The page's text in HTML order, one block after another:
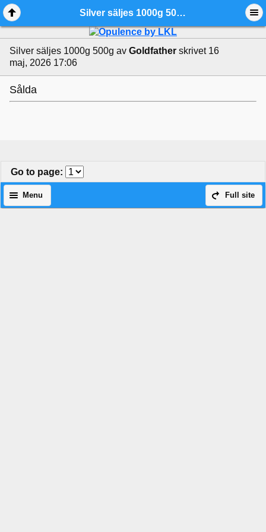
Silver säljes 1000g 500g - Ädelmetallforum
Silver säljes 1000g 500g av Goldfather skrivet 16
maj, 2026 17:06
Sålda
Go to page:
Full site
Menu